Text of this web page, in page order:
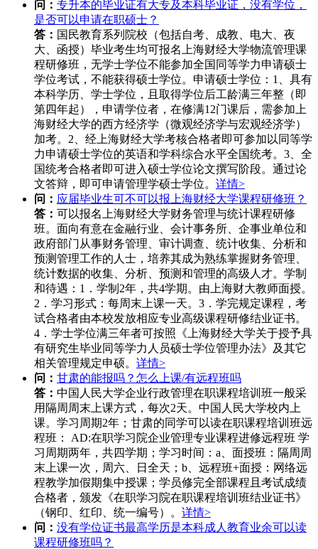
问： 专升本的毕业证有大专及本科毕业证，没有学位，
是否可以申请在职硕士？
答： 国民教育系列院校（包括自考、成教、电大、夜
大、函授）毕业考生均可报名上海财经大学物流管理课
程研修班，无学士学位不能参加全国同等学力申请硕士
学位考试，不能获得硕士学位。申请硕士学位：1、具有
本科学历、学士学位，且取得学位后工龄满三年整（即
第四年起），申请学位者，在修满12门课后，需参加上
海财经大学的西方经济学（微观经济学与宏观经济学）
加考。2、经上海财经大学考核合格者即可参加以同等学
力申请硕士学位的英语和学科综合水平全国统考。3、全
国统考合格者即可进入硕士学位论文撰写阶段。通过论
文答辩，即可申请管理学硕士学位。 详情>
问： 应届毕业生可不可以报上海财经大学课程研修班？
答： 可以报名上海财经大学财务管理与统计课程研修
班。面向有意在金融行业、会计事务所、企事业单位和
政府部门从事财务管理、审计调查、统计收集、分析和
预测管理工作的人士，培养其成为熟练掌握财务管理、
统计数据的收集、分析、预测和管理的高级人才。学制
和待遇：1．学制2年，共4学期。由上海财大教师面授。
2．学习形式：每周末上课一天。3．学完规定课程，考
试合格者由本校发放相应专业高级课程研修结业证书。
4．学士学位满三年者可按照《上海财经大学关于授予具
有研究生毕业同等学力人员硕士学位管理办法》及其它
相关管理规定申硕。 详情>
问： 甘肃的能报吗？怎么上课/有远程班吗
答： 中国人民大学企业行政管理在职课程培训班一般采
用隔周周末上课方式，每次2天。中国人民大学校内上
课。学习周期2年；甘肃的同学可以读在职课程培训班远
程班： AD:在职学习院企业管理专业课程进修远程班 学
习周期两年，共四学期；学习时间：a、面授班：隔周周
末上课一次，周六、日全天；b、远程班+面授：网络远
程教学加假期集中授课；学员修完全部课程且考试成绩
合格者，颁发《在职学习院在职课程培训班结业证书》
（钢印、红印、统一编号）。 详情>
问： 没有学位证书最高学历是本科成人教育业余可以读
课程研修班吗？